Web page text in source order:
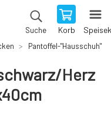
Suche Korb
Pantoffel-"Hausschuh"
Herz